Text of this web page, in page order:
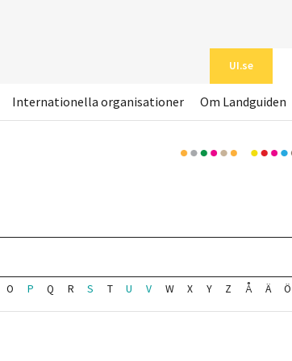
UI.se
Internationella organisationer Om Landguiden
O P Q R S T U V W X Y Z Å Ä Ö